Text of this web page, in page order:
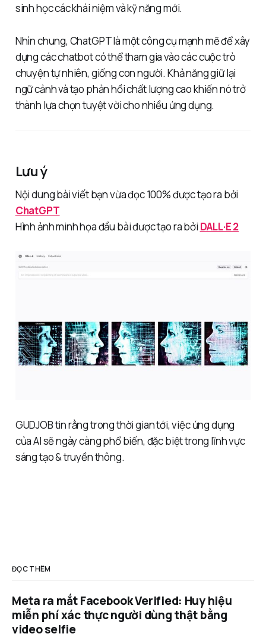
sinh học các khái niệm và kỹ năng mới.
Nhìn chung, ChatGPT là một công cụ mạnh mẽ để xây
dựng các chatbot có thể tham gia vào các cuộc trò
chuyện tự nhiên, giống con người. Khả năng giữ lại
ngữ cảnh và tạo phản hồi chất lượng cao khiến nó trở
thành lựa chọn tuyệt vời cho nhiều ứng dụng.
Lưu ý
Nội dung bài viết bạn vừa đọc 100% được tạo ra bởi
ChatGPT
Hình ảnh minh họa đầu bài được tạo ra bởi DALL·E 2
GUDJOB tin rằng trong thời gian tới, việc ứng dụng
của AI sẽ ngày càng phổ biến, đặc biệt trong lĩnh vực
sáng tạo & truyền thông.
ĐỌC THÊM
Meta ra mắt Facebook Verified: Huy hiệu
miễn phí xác thực người dùng thật bằng
video selfie